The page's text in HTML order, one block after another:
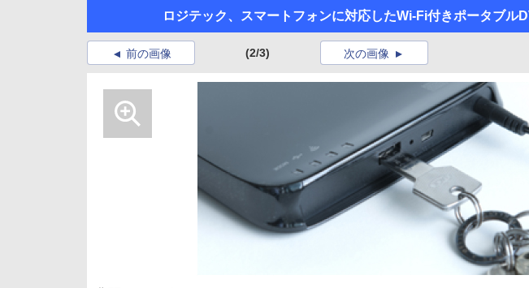
ロジテック、スマートフォンに対応したWi-Fi付きポータブル
前の画像 (2/3) 次の画像